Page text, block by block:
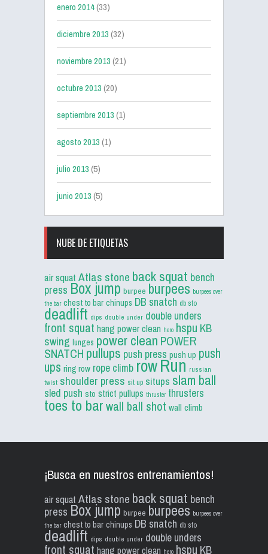
enero 2014(33)
diciembre 2013(32)
noviembre 2013(21)
octubre 2013(20)
septiembre 2013(1)
agosto 2013(1)
julio 2013(5)
junio 2013(5)
NUBE DE ETIQUETAS
air squat Atlas stone back squat bench
press Box jump burpee burpees burpees over
the bar chest to bar chinups DB snatch db sto
deadlift dips double under double unders
front squat hang power clean hero hspu KB
swing lunges power clean POWER
SNATCH pullups push press push up push
ups ring row rope climb rowRun russian
twist shoulder press sit up situps slam ball
sled push sto strict pullups thruster thrusters
toes to barwall ball shot wall climb
¡Busca en nuestros entrenamientos!
air squat Atlas stone back squat bench
press Box jump burpee burpees burpees over
the bar chest to bar chinups DB snatch db sto
deadlift dips double under double unders
front squat hang power clean hero hspu KB